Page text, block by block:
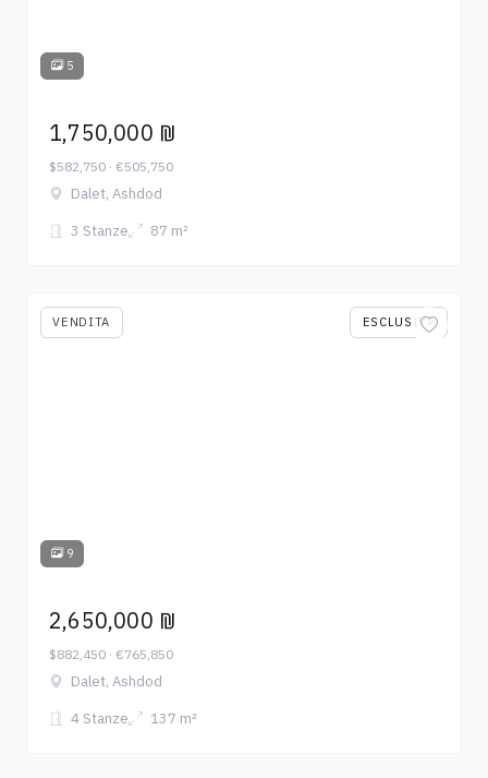
5
1,750,000 ₪
$582,750 · €505,750
Dalet, Ashdod
3 Stanze
87 m²
VENDITA ESCLUSIVA
9
2,650,000 ₪
$882,450 · €765,850
Dalet, Ashdod
4 Stanze
137 m²